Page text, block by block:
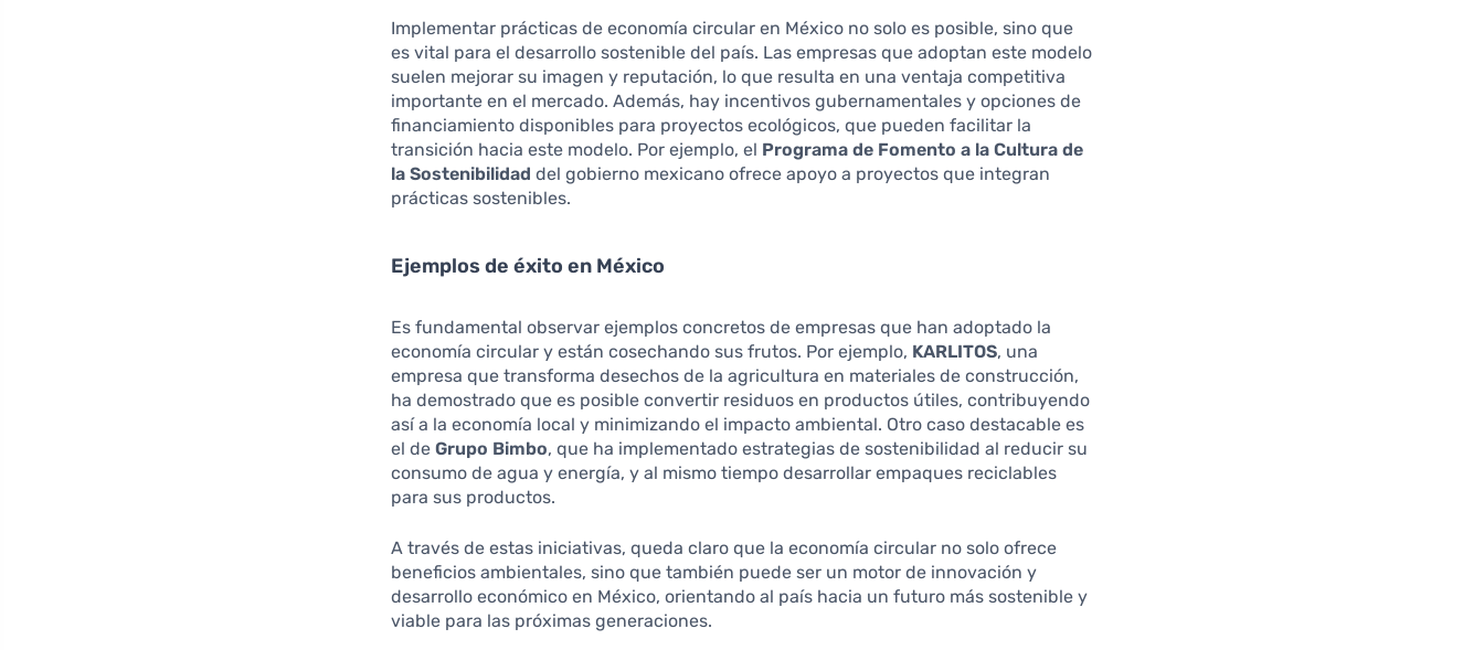
Implementar prácticas de economía circular en México no solo es posible, sino que
es vital para el desarrollo sostenible del país. Las empresas que adoptan este modelo
suelen mejorar su imagen y reputación, lo que resulta en una ventaja competitiva
importante en el mercado. Además, hay incentivos gubernamentales y opciones de
financiamiento disponibles para proyectos ecológicos, que pueden facilitar la
transición hacia este modelo. Por ejemplo, el Programa de Fomento a la Cultura de
la Sostenibilidad del gobierno mexicano ofrece apoyo a proyectos que integran
prácticas sostenibles.
Ejemplos de éxito en México
Es fundamental observar ejemplos concretos de empresas que han adoptado la
economía circular y están cosechando sus frutos. Por ejemplo, KARLITOS, una
empresa que transforma desechos de la agricultura en materiales de construcción,
ha demostrado que es posible convertir residuos en productos útiles, contribuyendo
así a la economía local y minimizando el impacto ambiental. Otro caso destacable es
el deGrupo Bimbo, que ha implementado estrategias de sostenibilidad al reducir su
consumo de agua y energía, y al mismo tiempo desarrollar empaques reciclables
para sus productos.
A través de estas iniciativas, queda claro que la economía circular no solo ofrece
beneficios ambientales, sino que también puede ser un motor de innovación y
desarrollo económico en México, orientando al país hacia un futuro más sostenible y
viable para las próximas generaciones.